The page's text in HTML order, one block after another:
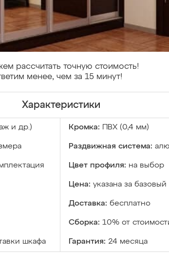
рассчитать точную стоимость!
менее, чем за 15 минут!
Характеристики
и др.) Кромка: ПВХ (0,4 мм)
Раздвижная система:
Цвет профиля: на выбор
Цена: указана за
Доставка: бесплатно
Сборка: 10% от
шкафа Гарантия: 24 месяца